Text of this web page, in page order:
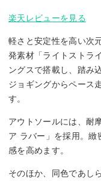
楽天レビューを見る
軽さと安定性を高い次
発素材「ライトストラ
ングスで搭載し、踏み
ジョギングからペース
す。
アウトソールには、耐
ア ラバー」を採用。緻
感を高めます。
そのほか、同色であし